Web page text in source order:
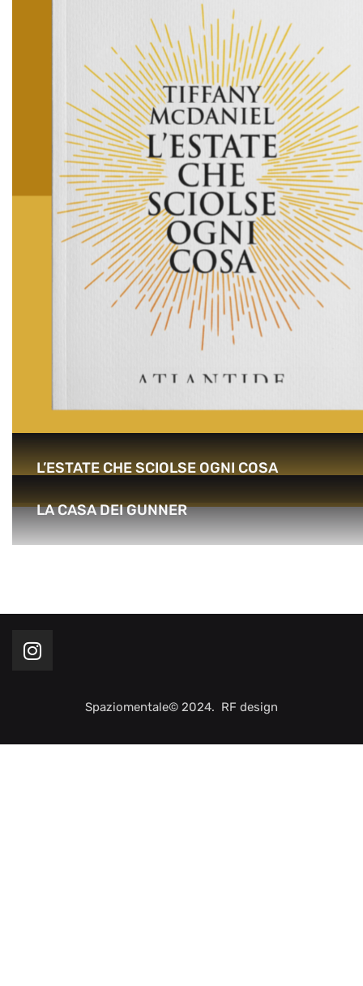
L’ESTATE CHE SCIOLSE OGNI COSA
LA CASA DEI GUNNER
Spaziomentale© 2024. RF design